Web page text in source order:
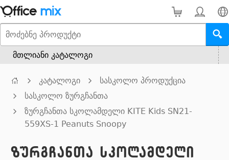
მთლიანი კატალოგი
კატალოგი
სასკოლო პროდუქცია
სასკოლო ზურგჩანთა
ზურგჩანთა სკოლამდელი KITE Kids SN21-
559XS-1 Peanuts Snoopy
ზურგჩანთა სკოლამდელი